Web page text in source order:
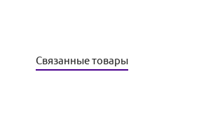
Связанные товары